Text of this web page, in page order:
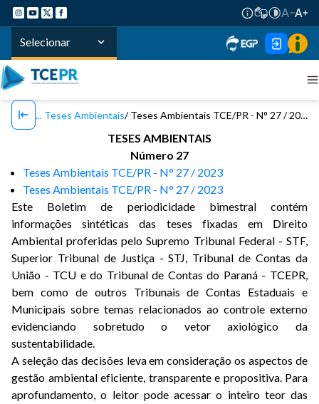
Selecionar
Teses Ambientais Teses Ambientais TCE/PR - N° 27 / 2023
TESES AMBIENTAIS
Número 27
Teses Ambientais TCE/PR - N° 27 / 2023
Teses Ambientais TCE/PR - N° 27 / 2023
Este Boletim de periodicidade bimestral contém
informações sintéticas das teses fixadas em Direito
Ambiental proferidas pelo Supremo Tribunal Federal - STF,
Superior Tribunal de Justiça - STJ, Tribunal de Contas da
União - TCU e do Tribunal de Contas do Paraná - TCEPR,
bem como de outros Tribunais de Contas Estaduais e
Municipais sobre temas relacionados ao controle externo
evidenciando sobretudo o vetor axiológico da
sustentabilidade.
A seleção das decisões leva em consideração os aspectos de
gestão ambiental eficiente, transparente e propositiva. Para
aprofundamento, o leitor pode acessar o inteiro teor das